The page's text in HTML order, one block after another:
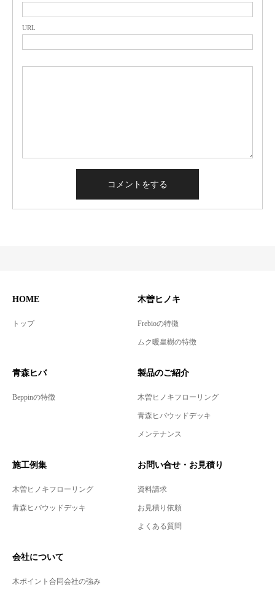
URL
HOME
トップ
木曽ヒノキ
Frebioの特徴
ムク暖皇樹の特徴
青森ヒバ
Beppinの特徴
製品のご紹介
木曽ヒノキフローリング
青森ヒバウッドデッキ
メンテナンス
施工例集
木曽ヒノキフローリング
青森ヒバウッドデッキ
お問い合せ・お見積り
資料請求
お見積り依頼
よくある質問
会社について
木ポイント合同会社の強み